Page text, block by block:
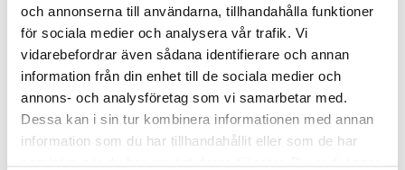
och annonserna till användarna, tillhandahålla funktioner
för sociala medier och analysera vår trafik. Vi
vidarebefordrar även sådana identifierare och annan
information från din enhet till de sociala medier och
annons- och analysföretag som vi samarbetar med.
Dessa kan i sin tur kombinera informationen med annan
information som du har tillhandahållit eller som de har
-15%